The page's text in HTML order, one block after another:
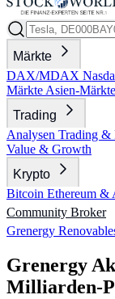
Märkte
DAX/MDAX
Märkte Asien-Märkte
Trading
Analysen Trading &
Value & Growth
Krypto
Bitcoin Ethereum &
Community Broker
Grenergy
Grenergy
Milliarden-